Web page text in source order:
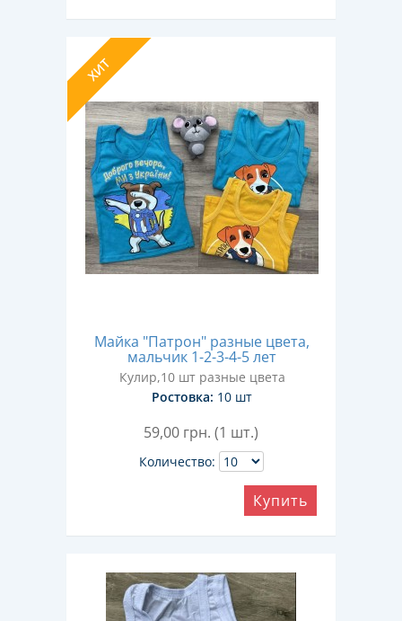
ХИТ
Майка "Патрон" разные цвета,
мальчик 1-2-3-4-5 лет
Кулир,10 шт разные цвета
Ростовка: 10 шт
59,00 грн. (1 шт.)
Количество:
Купить